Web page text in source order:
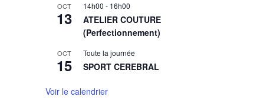
OCT
13
14h00 - 16h00
ATELIER COUTURE
(Perfectionnement)
OCT
15
Toute la journée
SPORT CEREBRAL
Voir le calendrier